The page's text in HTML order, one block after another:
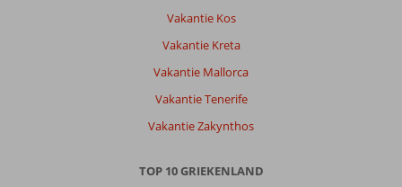
Vakantie Kos
Vakantie Kreta
Vakantie Mallorca
Vakantie Tenerife
Vakantie Zakynthos
TOP 10 GRIEKENLAND